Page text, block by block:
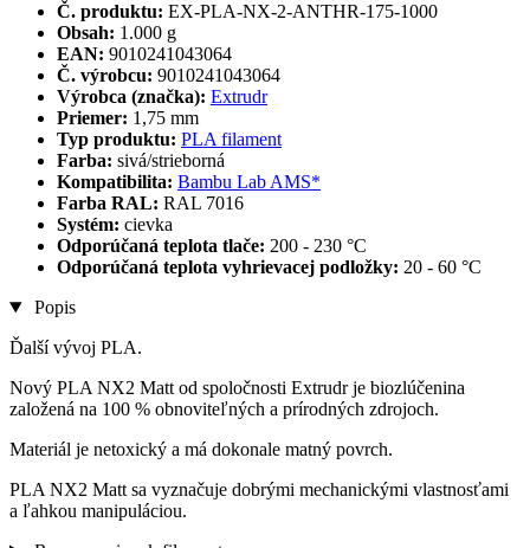
Č. produktu: EX-PLA-NX-2-ANTHR-175-1000
Obsah: 1.000 g
EAN: 9010241043064
Č. výrobcu: 9010241043064
Výrobca (značka): Extrudr
Priemer: 1,75 mm
Typ produktu: PLA filament
Farba: sivá/strieborná
Kompatibilita: Bambu Lab AMS*
Farba RAL: RAL 7016
Systém: cievka
Odporúčaná teplota tlače: 200 - 230 °C
Odporúčaná teplota vyhrievacej podložky: 20 - 60 °C
Popis
Ďalší vývoj PLA.
Nový PLA NX2 Matt od spoločnosti Extrudr je biozlúčenina
založená na 100 % obnoviteľných a prírodných zdrojoch.
Materiál je netoxický a má dokonale matný povrch.
PLA NX2 Matt sa vyznačuje dobrými mechanickými vlastnosťami
a ľahkou manipuláciou.